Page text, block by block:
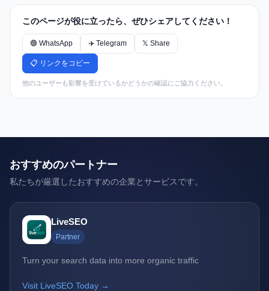
このページが役に立ったら、ぜひシェアしてください！
🟢 WhatsApp ✈️ Telegram 𝕏 Share
📋 リンクをコピー
他のユーザーも影響を受けているかどうかの確認にご協力ください。
おすすめのパートナー
私たちが厳選したおすすめの企業とサービスです。
LiveSEO
Partner
Turn your search data into more organic traffic
Visit LiveSEO Today →